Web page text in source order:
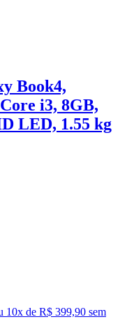
Book4,
i3, 8GB,
LED, 1.55 kg
10x de R$ 399,90 sem